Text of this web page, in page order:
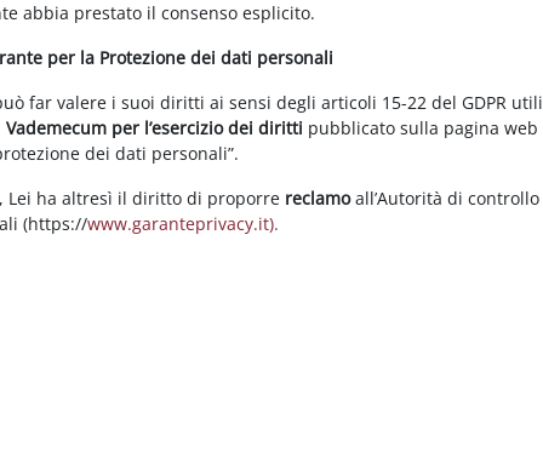
abbia prestato il consenso esplicito.
per la Protezione dei dati personali
far valere i suoi diritti ai sensi degli articoli 15-22 del GDPR
Vademecum per l’esercizio dei diritti pubblicato sulla pagina web
dei dati personali”.
Lei ha altresì il diritto di proporre reclamoall’Autorità di
(https://www.garanteprivacy.it).